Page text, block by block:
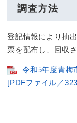
調査方法
登記情報により抽
票を配布し、回収
令和5年度青梅
[PDFファイル／